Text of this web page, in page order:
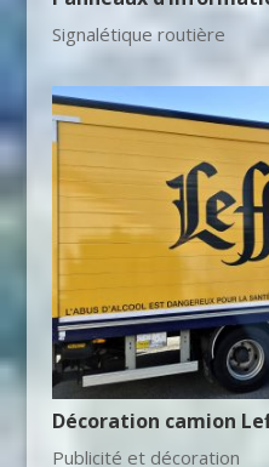
Signalétique routière
Décoration camion
Publicité et décoration